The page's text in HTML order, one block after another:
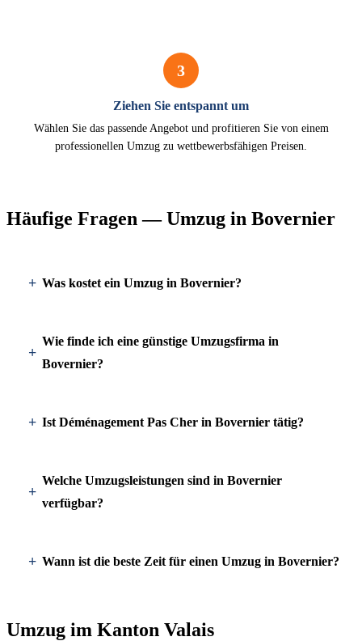
3
Ziehen Sie entspannt um
Wählen Sie das passende Angebot und profitieren Sie von einem
professionellen Umzug zu wettbewerbsfähigen Preisen.
Häufige Fragen — Umzug in Bovernier
Was kostet ein Umzug in Bovernier?
Wie finde ich eine günstige Umzugsfirma in
Bovernier?
Ist Déménagement Pas Cher in Bovernier tätig?
Welche Umzugsleistungen sind in Bovernier
verfügbar?
Wann ist die beste Zeit für einen Umzug in Bovernier?
Umzug im Kanton Valais